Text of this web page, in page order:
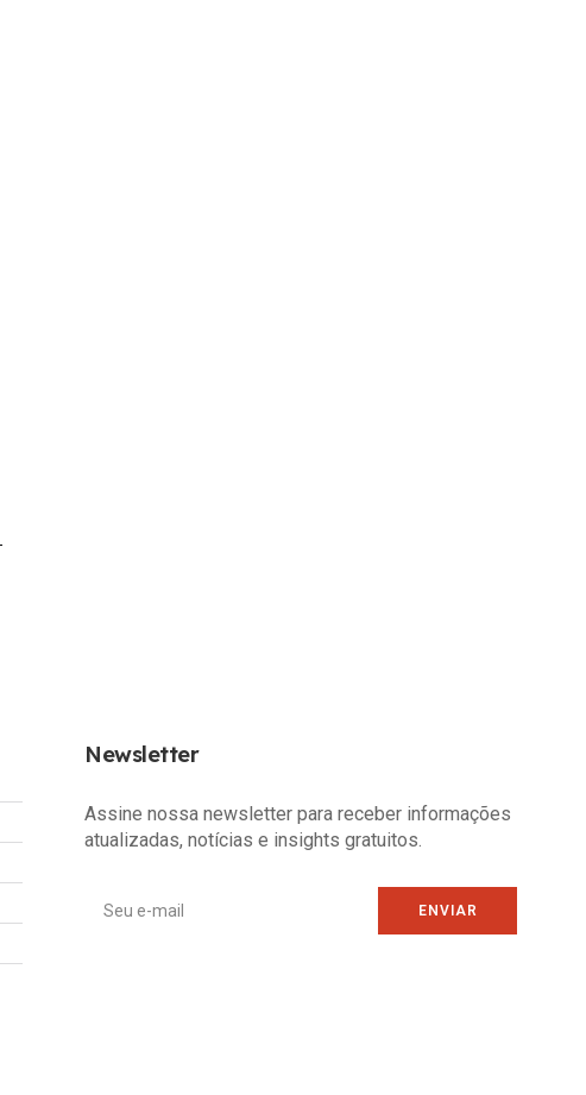
Newsletter
Assine nossa newsletter para receber informações
atualizadas, notícias e insights gratuitos.
ENVIAR